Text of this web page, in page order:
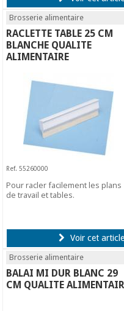
Brosserie alimentaire
RACLETTE TABLE 25 CM
BLANCHE QUALITE
ALIMENTAIRE
Ref. 55260000
Pour racler facilement les plans
de travail et tables.
Voir cet article
Brosserie alimentaire
BALAI MI DUR BLANC 29
CM QUALITE